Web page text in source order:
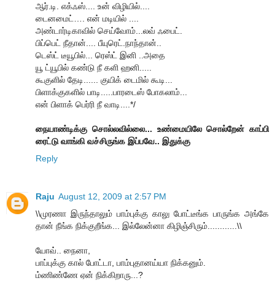
ஆர்.டி. எக்ஃஸ்.... உன் விழியில்....
டைனமைட்…. என் மடியில் ....
அண்டார்டிகாவில் செய்வோம்...லவ் ஃபைட்.
பிப்பெட் நீதான்.... பீயுரெட்.நாந்தான்..
டெஸ்ட் டீயூபில்... ரெஸ்ட் இனி ..அதை
யூ ட்யூபில் கண்டு நீ களி ஹனி.....
கூகுளில் தேடி...... குயிக் டைமில் கூடி...
பிளாக்குகளில் பாடி.....பாரடைஸ் போகலாம்...
என் பிளாக் பெர்ரி நீ வாடி....*/
நையாண்டிக்கு சொல்லவில்லை... உண்மையிலே சொல்றேன் காப்பி
ரைட்டு வாங்கி வச்சிருங்க இப்பவே.. இதுக்கு
Reply
Raju August 12, 2009 at 2:57 PM
\\முரணா இருந்தாலும் பாம்புக்கு காலு போட்டீங்க பாருங்க அங்கே
தான் நீங்க நிக்குறீங்க... இல்லேன்னா கிழிஞ்சிரும்............\\
யோவ்.. நைனா,
பாப்புக்கு கால் போட்டா, பாம்புதானய்யா நிக்கனும்.
ம்ணிண்ணே ஏன் நிக்கிறாரு...?